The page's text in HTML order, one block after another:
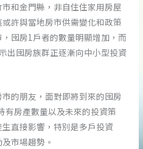
和金門縣，非自住住家用房屋
許與當地房市供需變化和政策
囤房1戶者的數量明顯增加，而
出囤房族群正逐漸向中小型投資
的朋友，面對即將到來的囤房
有房產數量以及未來的投資策
直接影響，特別是多戶投資
市場趨勢。